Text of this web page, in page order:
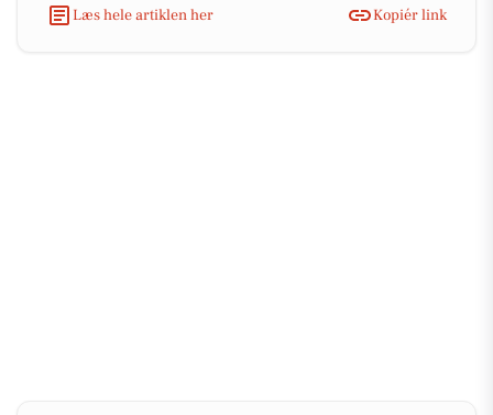
Læs hele artiklen her Kopiér link